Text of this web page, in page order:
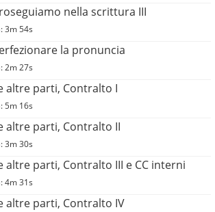
nella scrittura III
3m 54s
la pronuncia
2m 27s
altre parti, Contralto I
5m 16s
altre parti, Contralto II
3m 30s
altre parti, Contralto III e CC interni
4m 31s
altre parti, Contralto IV